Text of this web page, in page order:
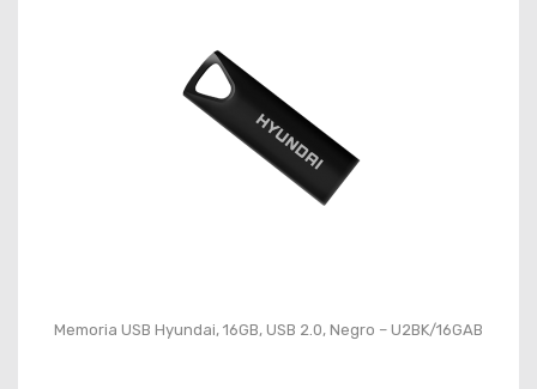
Memoria USB Hyundai, 16GB, USB 2.0, Negro – U2BK/16GAB